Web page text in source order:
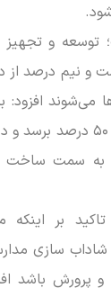
و تجهیز
نیم درصد از
می‌شوند افزود:
توسعه باید این رقم به
به سمت ساخت
تاکید بر
و شاداب سازی
پرورش باشد